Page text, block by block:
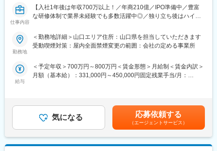
りますので、臨機応変な対応力、人事としてのスキルと応用力が
身につけることができます。
松涛会グループでは、下関地域の急性期病院の時代のニーズ、地
域のニーズに合わせて、下関市内に安岡地区・山の田地区・綾羅
ビスを10施設31事業所を運営しております。各施設・事業所がお
互いに連携を密にしながらサービス提供を行っております。
仕事内容
【入社1年後は年収700万以上！／年商210億／IPO準備中／豊富
な研修体制で業界未経験でも多数活躍中◎／独り立ち後はハイブ
重度障害のある方や高齢者の方等に医療的ケアサービスを行う訪
ジャー候補を募集します。
★下記インタビューをぜひご覧ください！
・部門の運営、売上管理
・営業活動
・サービス提供管理・保守
・ご利用者様やご家族へのヒアリング、サービス設計・立上げ
・ケアマネージャーや医療機関、福祉事業所、行政等との調整
勤務地
＜勤務地詳細＞山口エリア住所：山口県を担当していただきます
受動喫煙対策：屋内全面禁煙変更の範囲：会社の定める事業所
給与
＜予定年収＞700万円～800万円＜賃金形態＞月給制＜賃金内訳＞
月額（基本給）：331,000円～450,000円固定残業手当/月：
有■賞与：年2回※前職給与を考慮※経験・スキル・スタートポジシ
ョンにおいて異なる※評価により昇格・昇給あり※エリアにより地
域加算手当分が異なる※時間外手当は別途全額支給賃金はあくまで
も目安の金額であり、選考を通じて上下する可能性があります。
月給(月額)は固定手当を含めた表記です。
気になる 応募依頼する
（エージェントサービス）